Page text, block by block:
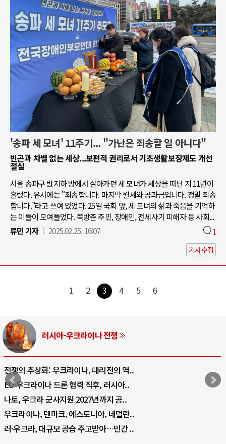
'송파 세 모녀' 11주기... "가난은 죄송할 일 아니다"
빈곤과 차별 없는 세상...보편적 권리로서 기초생활보장제도 개선
절실
서울 송파구 반지하 방에서 살아가던 세 모녀가 세상을 떠난 지 11년이
흘렀다. 유서에는 "죄송합니다. 마지막 월세와 공과금입니다. 정말 죄송
합니다.”라고 쓰여 있었다. 25일 국회 앞, 세 모녀의 삶과 죽음을 기억하
는 이들이 모여들었다. 쪽방촌 주민, 장애인, 전세사기 피해자 등 사회...
류민 기자
2025.02.25. 16:07 1
기사수정
1 2 3 4 5 6
중동 위기
호르무즈 갈등 격화, 트럼프 정치·경제 ..
호르무즈 해협 통행료를 철회한 트럼프
이란, 호르무즈 해협 봉쇄 선택한 배경
트럼프, 이란 압박수단 한계 직면
하마스, 가자 통치권 이양으로 휴전 의지..